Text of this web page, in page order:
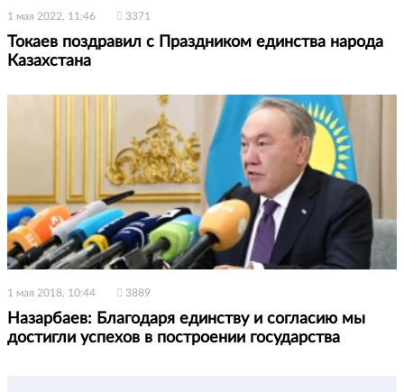
1 мая 2022, 11:46 3371
Токаев поздравил с Праздником единства народа
Казахстана
1 мая 2018, 10:44 3889
Назарбаев: Благодаря единству и согласию мы
достигли успехов в построении государства